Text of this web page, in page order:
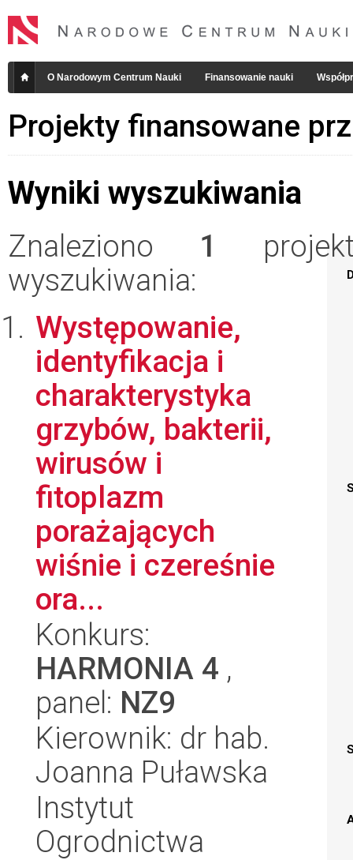
O Narodowym Centrum Nauki Finansowanie nauki
Projekty finansowane
Wyniki wyszukiwania
Znaleziono 1
wyszukiwania:
Występowanie,
identyfikacja i
charakterystyka
grzybów, bakterii,
wirusów i
fitoplazm
porażających
wiśnie i czereśnie
ora...
Konkurs:
HARMONIA 4 ,
panel: NZ9
Kierownik: dr hab.
Joanna Puławska
Instytut
Ogrodnictwa